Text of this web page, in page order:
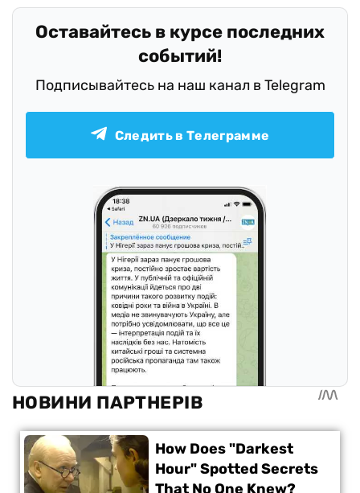
Оставайтесь в курсе последних
событий!
Подписывайтесь на наш канал в Telegram
Следить в Телеграмме